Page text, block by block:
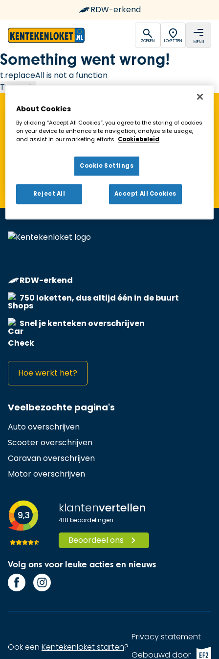
RDW-erkend
open
ZOEKEN LOKETTEN MENU
Something went wrong!
t.replaceAll is not a function
Try again
Vind een Kentekenloket in de buurt!
Toon alleen geopende loketten
RDW-erkend
750 loketten, dus altijd één in de buurt
Snel je kenteken overschrijven
Hoe werkt het?
Veelbezochte pagina's
Auto overschrijven
Scooter overschrijven
Caravan overschrijven
Motor overschrijven
9,3 klantenvertellen
418 beoordelingen
Beoordeel ons
Volg ons voor leuke acties en nieuws
Ook een Kentekenloket starten?
Privacy statement
Gebouwd doorEF2
About Cookies
By clicking “Accept All Cookies”, you agree to the storing of cookies
on your device to enhance site navigation, analyze site usage,
and assist in our marketing efforts. Cookiebeleid
Cookie Settings
Reject All Accept All Cookies